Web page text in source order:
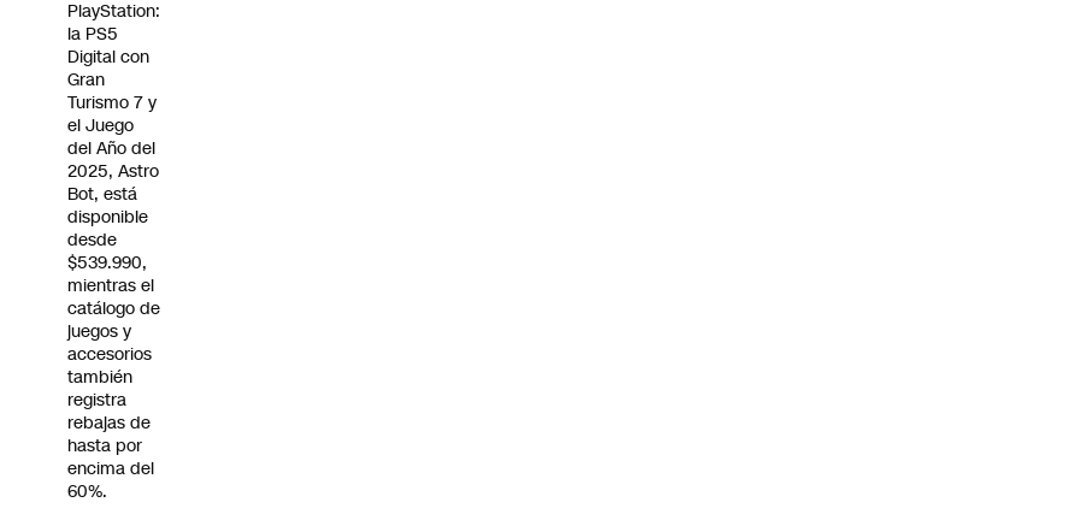
PlayStation:
la PS5
Digital con
Gran
Turismo 7 y
el Juego
del Año del
2025, Astro
Bot, está
disponible
desde
$539.990,
mientras el
catálogo de
juegos y
accesorios
también
registra
rebajas de
hasta por
encima del
60%.